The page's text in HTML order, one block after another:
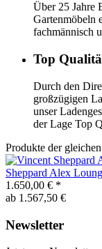
Über 25 Jahre
Gartenmöbeln
fachmännisch
Top
Durch den
großzügigen
unser
der Lage Top
Produkte der
Sheppard Alex
1.650,00 € *
ab 1.567,50 €
Newsletter